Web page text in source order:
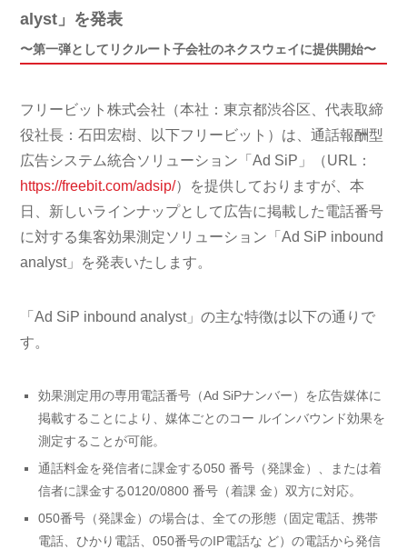
alyst」を発表
〜第一弾としてリクルート子会社のネクスウェイに提供開始〜
フリービット株式会社（本社：東京都渋谷区、代表取締
役社長：石田宏樹、以下フリービット）は、通話報酬型
広告システム統合ソリューション「Ad SiP」（URL：
https://freebit.com/adsip/）を提供しておりますが、本
日、新しいラインナップとして広告に掲載した電話番号
に対する集客効果測定ソリューション「Ad SiP inbound
analyst」を発表いたします。
「Ad SiP inbound analyst」の主な特徴は以下の通りで
す。
効果測定用の専用電話番号（Ad SiPナンバー）を広告媒体に
掲載することにより、媒体ごとのコー ルインバウンド効果を
測定することが可能。
通話料金を発信者に課金する050 番号（発課金）、または着
信者に課金する0120/0800 番号（着課 金）双方に対応。
050番号（発課金）の場合は、全ての形態（固定電話、携帯
電話、ひかり電話、050番号のIP電話な ど）の電話から発信